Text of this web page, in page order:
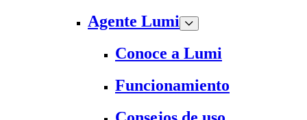
Agente Lumi
Conoce a Lumi
Funcionamiento